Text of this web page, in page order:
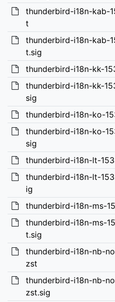
thunderbird-i18n-kab-
t
thunderbird-i18n-kab-
t.sig
thunderbird-i18n-kk-
thunderbird-i18n-kk-
sig
thunderbird-i18n-ko-
thunderbird-i18n-ko-
sig
thunderbird-i18n-lt-
thunderbird-i18n-lt-
ig
thunderbird-i18n-ms-
thunderbird-i18n-ms-
t.sig
thunderbird-i18n-nb-
zst
thunderbird-i18n-nb-
zst.sig